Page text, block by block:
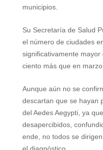
municipios.
Su Secretaría de Salud
el número de ciudades
significativamente
ciento más que en
Aunque aún no se
descartan que se hayan
del Aedes Aegypti, ya
desapercibidos,
ende, no todos se